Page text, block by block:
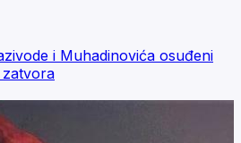
i Muhadinovića osuđeni
zatvora